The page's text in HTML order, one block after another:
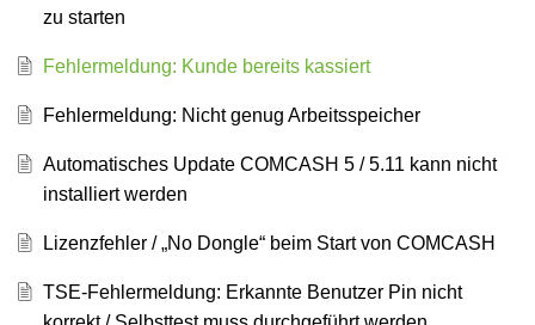
zu starten
Fehlermeldung: Kunde bereits kassiert
Fehlermeldung: Nicht genug Arbeitsspeicher
Automatisches Update COMCASH 5 / 5.11 kann nicht
installiert werden
Lizenzfehler / „No Dongle“ beim Start von COMCASH
TSE-Fehlermeldung: Erkannte Benutzer Pin nicht